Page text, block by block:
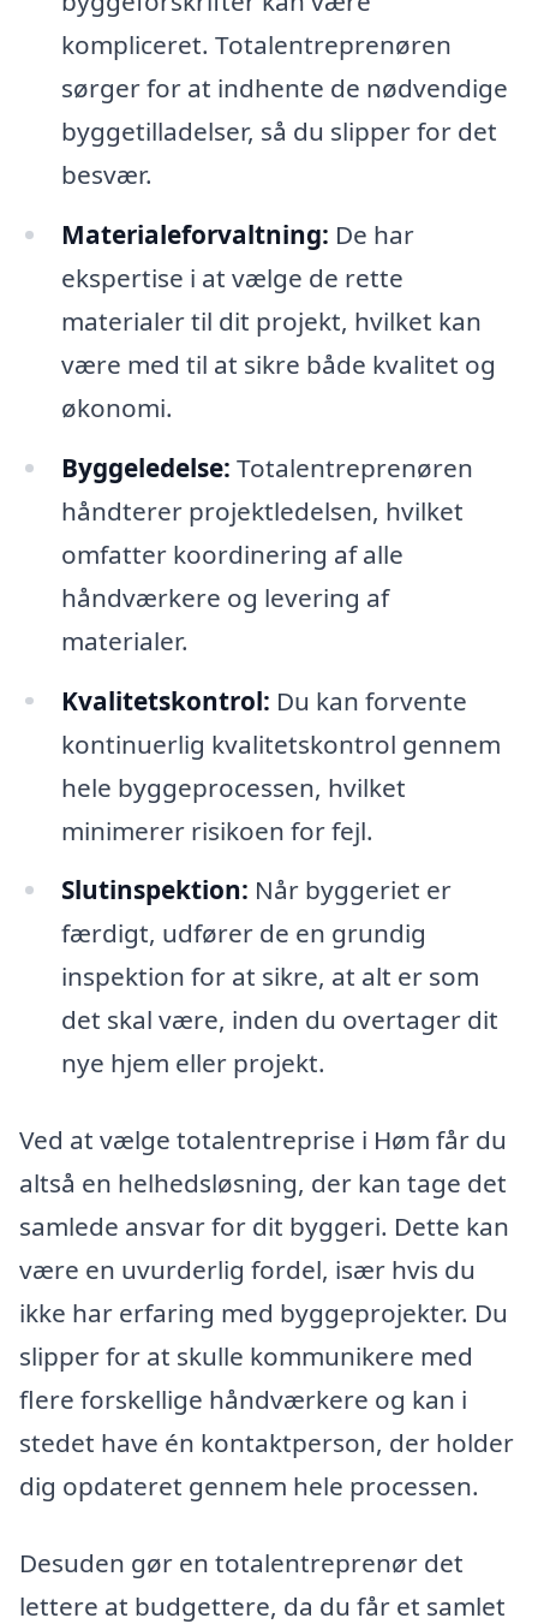
kompliceret. Totalentreprenøren
sørger for at indhente de nødvendige
byggetilladelser, så du slipper for det
besvær.
Materialeforvaltning: De har
ekspertise i at vælge de rette
materialer til dit projekt, hvilket kan
være med til at sikre både kvalitet og
økonomi.
Byggeledelse: Totalentreprenøren
håndterer projektledelsen, hvilket
omfatter koordinering af alle
håndværkere og levering af
materialer.
Kvalitetskontrol: Du kan forvente
kontinuerlig kvalitetskontrol gennem
hele byggeprocessen, hvilket
minimerer risikoen for fejl.
Slutinspektion: Når byggeriet er
færdigt, udfører de en grundig
inspektion for at sikre, at alt er som
det skal være, inden du overtager dit
nye hjem eller projekt.
Ved at vælge totalentreprise i Høm får du
altså en helhedsløsning, der kan tage det
samlede ansvar for dit byggeri. Dette kan
være en uvurderlig fordel, især hvis du
ikke har erfaring med byggeprojekter. Du
slipper for at skulle kommunikere med
flere forskellige håndværkere og kan i
stedet have én kontaktperson, der holder
dig opdateret gennem hele processen.
Desuden gør en totalentreprenør det
lettere at budgettere, da du får et samlet